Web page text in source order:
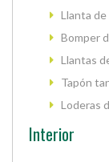
Llanta
Bomper
Llantas
Tapón
Loderas
Interior